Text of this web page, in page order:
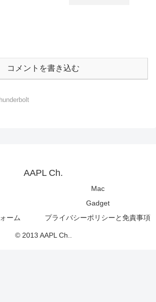
コメントを書き込む
AAPL Ch.
Mac
Gadget
ーム
プライバシーポリシーと免責事項
© 2013 AAPL Ch..